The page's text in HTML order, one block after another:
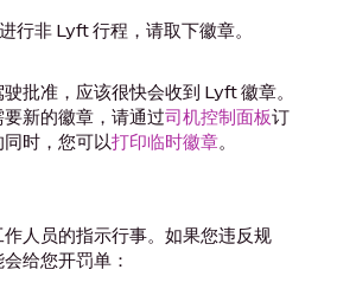
行非 Lyft 行程，请取下徽章。
批准，应该很快会收到 Lyft 徽章。
新的徽章，请通过司机控制面板订
时，您可以打印临时徽章。
人员的指示行事。如果您违反规
给您开罚单：